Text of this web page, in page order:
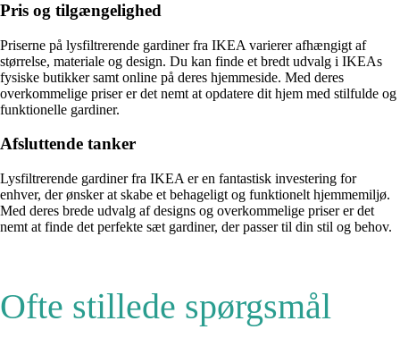
Pris og tilgængelighed
Priserne på lysfiltrerende gardiner fra IKEA varierer afhængigt af
størrelse, materiale og design. Du kan finde et bredt udvalg i IKEAs
fysiske butikker samt online på deres hjemmeside. Med deres
overkommelige priser er det nemt at opdatere dit hjem med stilfulde og
funktionelle gardiner.
Afsluttende tanker
Lysfiltrerende gardiner fra IKEA er en fantastisk investering for
enhver, der ønsker at skabe et behageligt og funktionelt hjemmemiljø.
Med deres brede udvalg af designs og overkommelige priser er det
nemt at finde det perfekte sæt gardiner, der passer til din stil og behov.
Ofte stillede spørgsmål